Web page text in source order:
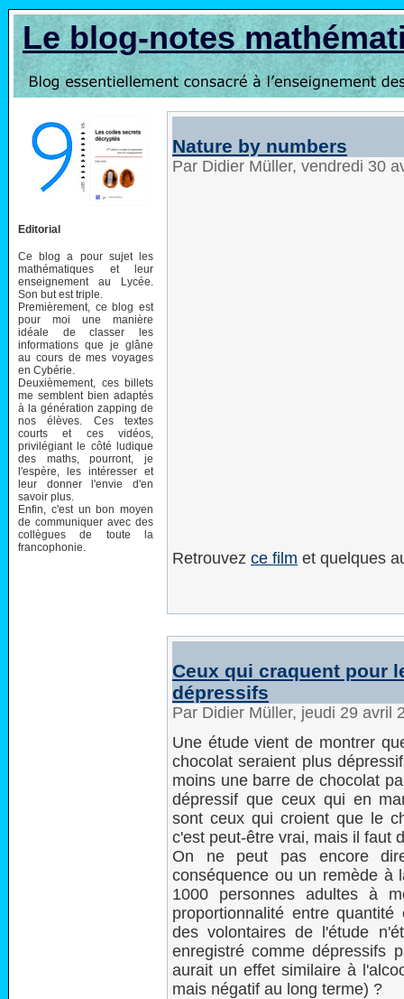
Le blog-notes
Editorial
Ce blog a pour sujet les
mathématiques et leur
enseignement au Lycée.
Son but est triple.
Premièrement, ce blog est
pour moi une manière
idéale de classer les
informations que je glâne
au cours de mes voyages
en Cybérie.
Deuxièmement, ces billets
me semblent bien adaptés
à la génération zapping de
nos élèves. Ces textes
courts et ces vidéos,
privilégiant le côté ludique
des maths, pourront, je
l'espère, les intéresser et
leur donner l'envie d'en
savoir plus.
Enfin, c'est un bon moyen
de communiquer avec des
collègues de toute la
francophonie.
Nature by numbers
Par Didier Müller, vendredi 30
Retrouvez ce film et quelques
Ceux qui craquent pour
dépressifs
Par Didier Müller, jeudi 29 avril
Une étude vient de montrer
chocolat seraient plus
moins une barre de chocolat
dépressif que ceux qui en
sont ceux qui croient que le
c'est peut-être vrai, mais il faut
On ne peut pas encore
conséquence ou un remède à
1000 personnes adultes à
proportionnalité entre
des volontaires de l'étude
enregistré comme dépressifs
aurait un effet similaire à
mais négatif au long terme) ?